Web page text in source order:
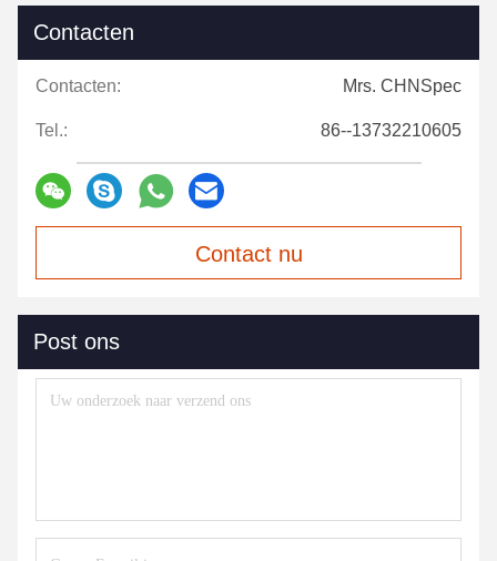
Contacten
Contacten: Mrs. CHNSpec
Tel.: 86--13732210605
Contact nu
Post ons